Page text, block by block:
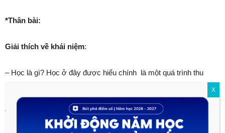
*Thân bài:
Giải thích về khái niệm:
– Học là gì? Học ở đây được hiểu chính là một quá trình thu
hoặc tự mình tìm hiểu tiếp nhận kiến thức trong sách báo và
truyền hình,…
X